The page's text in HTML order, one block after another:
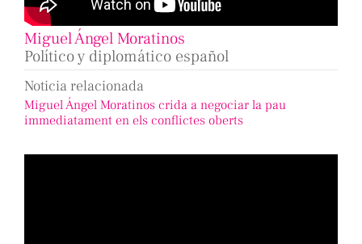
Miguel Ángel Moratinos
Político y diplomático español
Noticia relacionada
Miguel Ángel Moratinos crida a negociar la pau
immediatament en els conflictes oberts